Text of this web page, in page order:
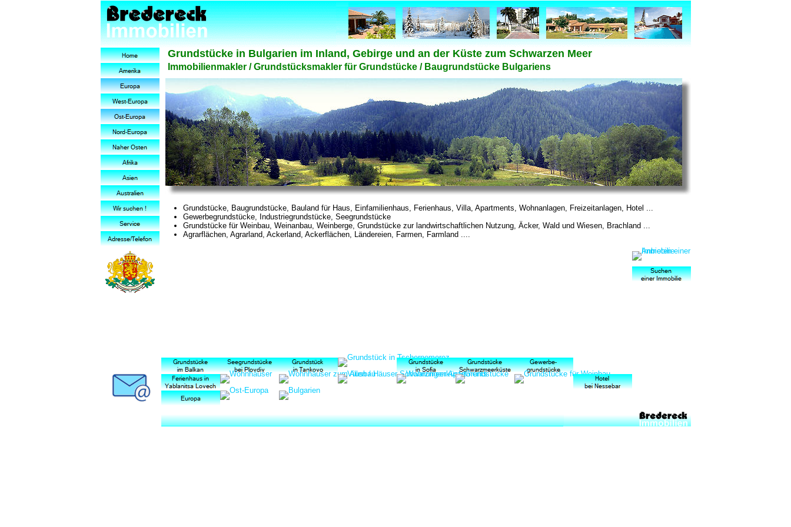
Grundstücke in Bulgarien im Inland, Gebirge und an der Küste zum Schwarzen Meer
Grundstücke, Baugrundstücke, Bauland für Haus, Einfamilienhaus, Ferienhaus, Villa, Apartments, Wohnanlagen, Freizeitanlagen, Hotel ...
Gewerbegrundstücke, Industriegrundstücke, Seegrundstücke
Grundstücke für Weinbau, Weinanbau, Weinberge, Grundstücke zur landwirtschaftlichen Nutzung, Äcker, Wald und Wiesen, Brachland ...
Agrarflächen, Agrarland, Ackerland, Ackerflächen, Ländereien, Farmen, Farmland ....
Immobilienmakler / Grundstücksmakler für Grundstücke / Baugrundstücke Bulgariens